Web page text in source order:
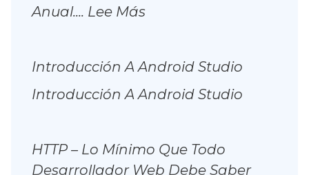
Anual.... Lee Más:
Introducción A Android Studio
Introducción A Android Studio
HTTP – Lo Mínimo Que Todo
Desarrollador Web Debe Saber